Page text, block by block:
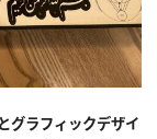
グラフィックデザイ